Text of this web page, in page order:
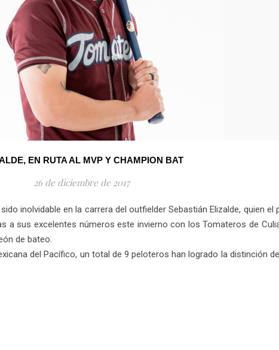
EN RUTA AL MVP Y CHAMPION BAT
26 de diciembre de 2017
inolvidable en la carrera del outfielder Sebastián Elizalde, quien
a sus excelentes números este invierno con los Tomateros de
de bateo.
del Pacífico, un total de 9 peloteros han logrado la distinción